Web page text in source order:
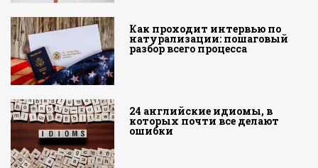
Как проходит интервью по
натурализации: пошаговый
разбор всего процесса
24 английские идиомы, в
которых почти все делают
ошибки